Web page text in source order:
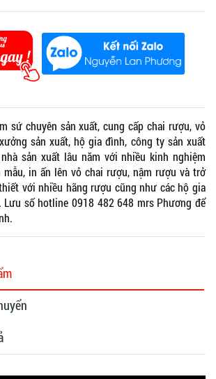
sứ chuyên sản xuất, cung cấp chai rượu, vỏ
sản xuất, hộ gia đình, công ty sản xuất
sản xuất lâu năm với nhiều kinh nghiệm
in ấn lên vỏ chai rượu, nậm rượu và trở
với nhiều hãng rượu cũng như các hộ gia
số hotline 0918 482 648 mrs Phương để